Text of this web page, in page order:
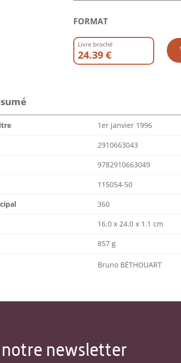
FORMAT
Livre broché
24.39 €
1er janvier 1996
2910663043
9782910663049
115054-50
360
16.0 x 24.0 x 1.1 cm
857 g
Bruno BÉTHOUART
newsletter